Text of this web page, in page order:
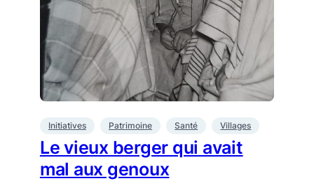
Initiatives Patrimoine Santé Villages
Le vieux berger qui avait
mal aux genoux